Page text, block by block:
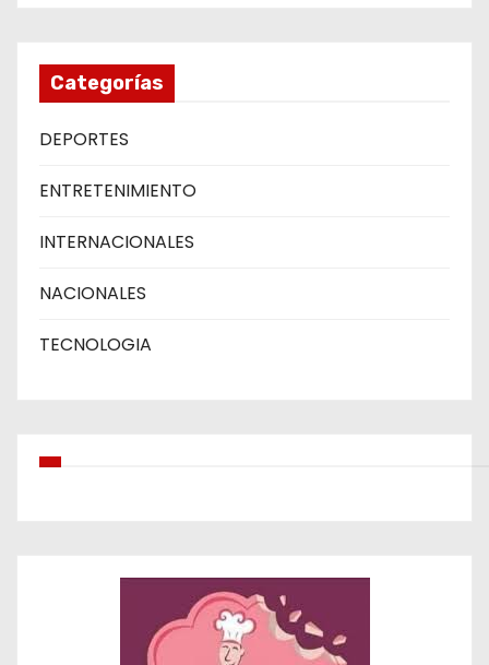
Categorías
DEPORTES
ENTRETENIMIENTO
INTERNACIONALES
NACIONALES
TECNOLOGIA